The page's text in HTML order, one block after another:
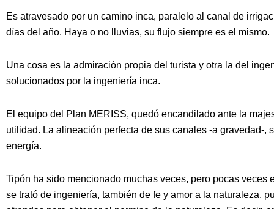
Es atravesado por un camino inca, paralelo al canal de
días del año. Haya o no lluvias, su flujo siempre es el mismo.
Una cosa es la admiración propia del turista y otra la del
solucionados por la ingeniería inca.
El equipo del Plan MERISS, quedó encandilado ante la
utilidad. La alineación perfecta de sus canales -a gravedad-
energía.
Tipón ha sido mencionado muchas veces, pero pocas
se trató de ingeniería, también de fe y amor a la naturaleza,